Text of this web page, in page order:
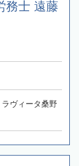
務士 遠藤
ヴィータ桑野